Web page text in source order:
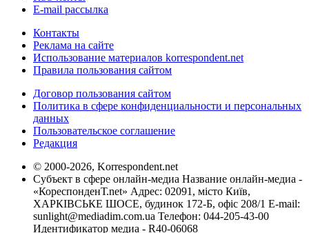
E-mail рассылка
Контакты
Реклама на сайте
Использование материалов korrespondent.net
Правила пользования сайтом
Договор пользования сайтом
Политика в сфере конфиденциальности и персональных
данных
Пользовательское соглашение
Редакция
© 2000-2026, Korrespondent.net
Субъект в сфере онлайн-медиа Название онлайн-медиа -
«КореспонденТ.net» Адрес: 02091, місто Київ,
ХАРКІВСЬКЕ ШОСЕ, будинок 172-Б, офіс 208/1 E-mail:
sunlight@mediadim.com.ua Телефон: 044-205-43-00
Идентификатор медиа - R40-06068